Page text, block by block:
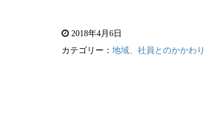
2018年4月6日
カテゴリー： 地域、社員とのかかわり